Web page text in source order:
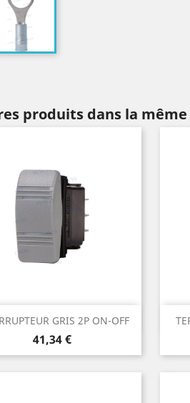
produits dans la
GRIS 2P ON-OFF
Prix
41,34 €
Aperçu rapide